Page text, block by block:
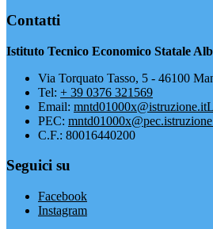
Contatti
Istituto Tecnico Economico Statale
Via Torquato Tasso, 5 - 46100
Tel: + 39 0376 321569
Email: mntd01000x@istruzione.it
PEC:
C.F.: 80016440200
Seguici su
Facebook
Instagram